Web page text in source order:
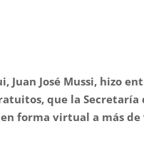
Juan José Mussi, hizo
que la
forma virtual a más